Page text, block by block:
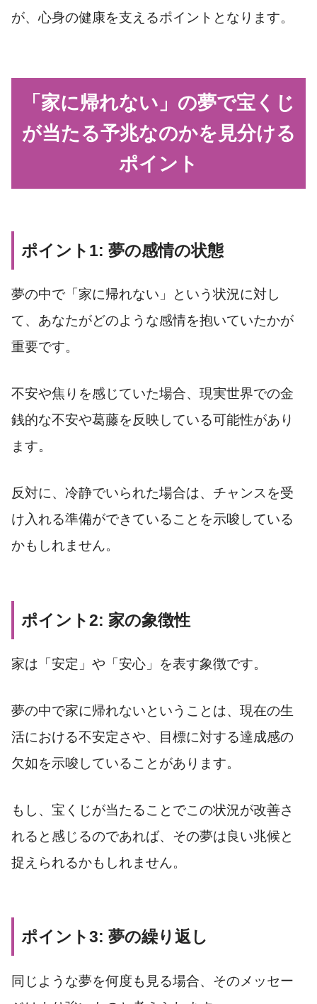
が、心身の健康を支えるポイントとなります。
「家に帰れない」の夢で宝くじ
が当たる予兆なのかを見分ける
ポイント
ポイント1: 夢の感情の状態
夢の中で「家に帰れない」という状況に対し
て、あなたがどのような感情を抱いていたかが
重要です。
不安や焦りを感じていた場合、現実世界での金
銭的な不安や葛藤を反映している可能性があり
ます。
反対に、冷静でいられた場合は、チャンスを受
け入れる準備ができていることを示唆している
かもしれません。
ポイント2: 家の象徴性
家は「安定」や「安心」を表す象徴です。
夢の中で家に帰れないということは、現在の生
活における不安定さや、目標に対する達成感の
欠如を示唆していることがあります。
もし、宝くじが当たることでこの状況が改善さ
れると感じるのであれば、その夢は良い兆候と
捉えられるかもしれません。
ポイント3: 夢の繰り返し
同じような夢を何度も見る場合、そのメッセー